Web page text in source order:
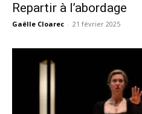
Repartir à l’abordage
Gaëlle Cloarec - 21 février 2025